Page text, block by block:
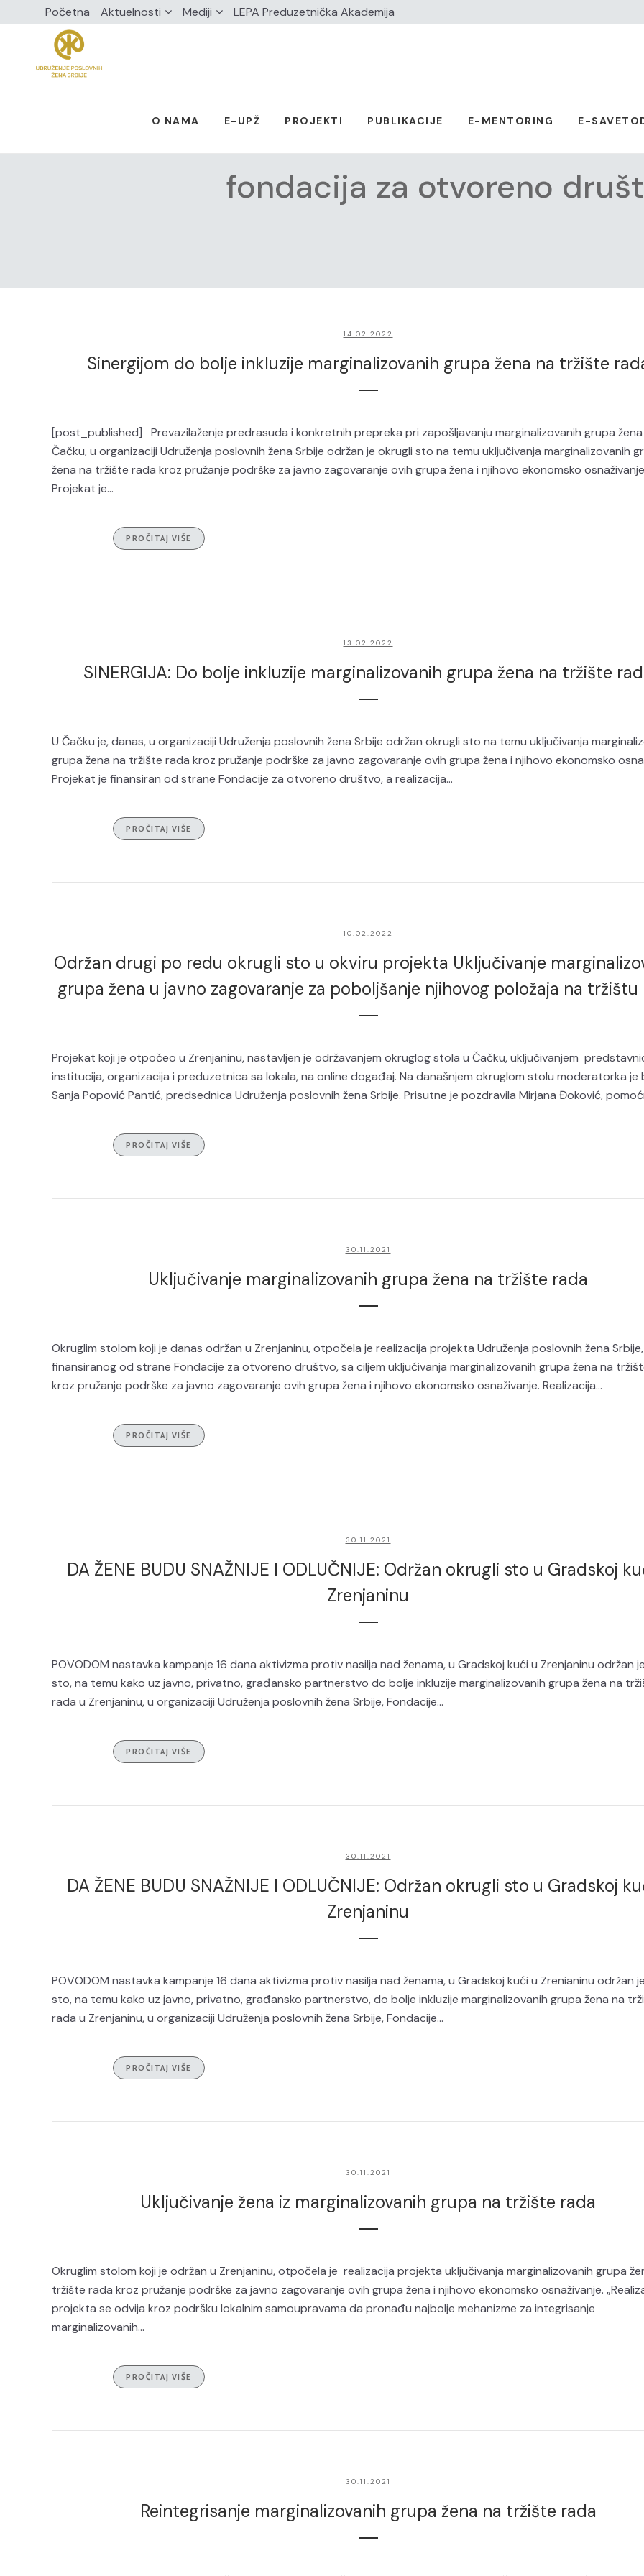
Početna Aktuelnosti Mediji LEPA Preduzetnička Akademija
O NAMA E-UPŽ PROJEKTI PUBLIKACIJE E-MENTORING E-
fondacija za otvoreno
14.02.2022
Sinergijom do bolje inkluzije marginalizovanih grupa žena na tržište
[post_published] Prevazilaženje predrasuda i konkretnih prepreka pri zapošljavanju marginalizovanih grupa žena
Čačku, u organizaciji Udruženja poslovnih žena Srbije održan je okrugli sto na temu uključivanja marginalizovanih
žena na tržište rada kroz pružanje podrške za javno zagovaranje ovih grupa žena i njihovo ekonomsko
Projekat je...
PROČITAJ VIŠE
13.02.2022
SINERGIJA: Do bolje inkluzije marginalizovanih grupa žena na tržište
U Čačku je, danas, u organizaciji Udruženja poslovnih žena Srbije održan okrugli sto na temu uključivanja
grupa žena na tržište rada kroz pružanje podrške za javno zagovaranje ovih grupa žena i njihovo ekonomsko
Projekat je finansiran od strane Fondacije za otvoreno društvo, a realizacija...
PROČITAJ VIŠE
10.02.2022
Održan drugi po redu okrugli sto u okviru projekta Uključivanje
grupa žena u javno zagovaranje za poboljšanje njihovog položaja na tržištu
Projekat koji je otpočeo u Zrenjaninu, nastavljen je održavanjem okruglog stola u Čačku, uključivanjem
institucija, organizacija i preduzetnica sa lokala, na online događaj. Na današnjem okruglom stolu moderatorka je
Sanja Popović Pantić, predsednica Udruženja poslovnih žena Srbije. Prisutne je pozdravila Mirjana Đoković,
PROČITAJ VIŠE
30.11.2021
Uključivanje marginalizovanih grupa žena na tržište rada
Okruglim stolom koji je danas održan u Zrenjaninu, otpočela je realizacija projekta Udruženja poslovnih žena Srbije,
finansiranog od strane Fondacije za otvoreno društvo, sa ciljem uključivanja marginalizovanih grupa žena na
kroz pružanje podrške za javno zagovaranje ovih grupa žena i njihovo ekonomsko osnaživanje. Realizacija...
PROČITAJ VIŠE
30.11.2021
DA ŽENE BUDU SNAŽNIJE I ODLUČNIJE: Održan okrugli sto u Gradskoj
Zrenjaninu
POVODOM nastavka kampanje 16 dana aktivizma protiv nasilja nad ženama, u Gradskoj kući u Zrenjaninu održan
sto, na temu kako uz javno, privatno, građansko partnerstvo do bolje inkluzije marginalizovanih grupa žena na
rada u Zrenjaninu, u organizaciji Udruženja poslovnih žena Srbije, Fondacije...
PROČITAJ VIŠE
30.11.2021
DA ŽENE BUDU SNAŽNIJE I ODLUČNIJE: Održan okrugli sto u Gradskoj
Zrenjaninu
POVODOM nastavka kampanje 16 dana aktivizma protiv nasilja nad ženama, u Gradskoj kući u Zrenianinu održan
sto, na temu kako uz javno, privatno, građansko partnerstvo, do bolje inkluzije marginalizovanih grupa žena na
rada u Zrenjaninu, u organizaciji Udruženja poslovnih žena Srbije, Fondacije...
PROČITAJ VIŠE
30.11.2021
Uključivanje žena iz marginalizovanih grupa na tržište rada
Okruglim stolom koji je održan u Zrenjaninu, otpočela je realizacija projekta uključivanja marginalizovanih grupa
tržište rada kroz pružanje podrške za javno zagovaranje ovih grupa žena i njihovo ekonomsko osnaživanje.
projekta se odvija kroz podršku lokalnim samoupravama da pronađu najbolje mehanizme za integrisanje
marginalizovanih...
PROČITAJ VIŠE
30.11.2021
Reintegrisanje marginalizovanih grupa žena na tržište rada